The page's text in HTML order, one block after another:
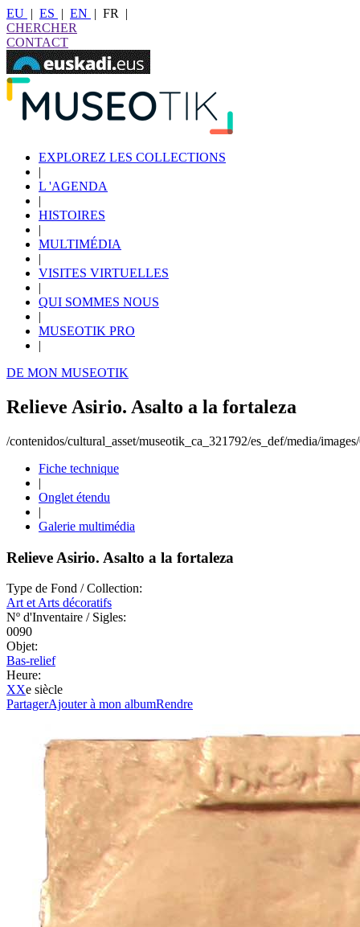
EU | ES | EN | FR
|
CHERCHER
CONTACT
EXPLOREZ LES COLLECTIONS
|
L 'AGENDA
|
HISTOIRES
|
MULTIMÉDIA
|
VISITES VIRTUELLES
|
QUI SOMMES NOUS
|
MUSEOTIK PRO
|
DE MON MUSEOTIK
Relieve Asirio. Asalto a la fortaleza
/contenidos/cultural_asset/museotik_ca_321792/es_def/media/
Fiche technique
|
Onglet étendu
|
Galerie multimédia
Relieve Asirio. Asalto a la fortaleza
Type de Fond / Collection:
Art et Arts décoratifs
Nº d'Inventaire / Sigles:
0090
Objet:
Bas-relief
Heure:
XXe siècle
PartagerAjouter à mon albumRendre